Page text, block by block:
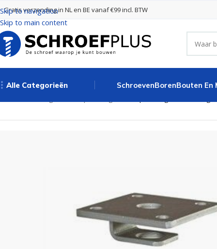
Skip to navigation
Skip to main content
Gratis verzending in NL en BE vanaf €99 incl. BTW
Alle Categorieën SchroevenBorenBouten En